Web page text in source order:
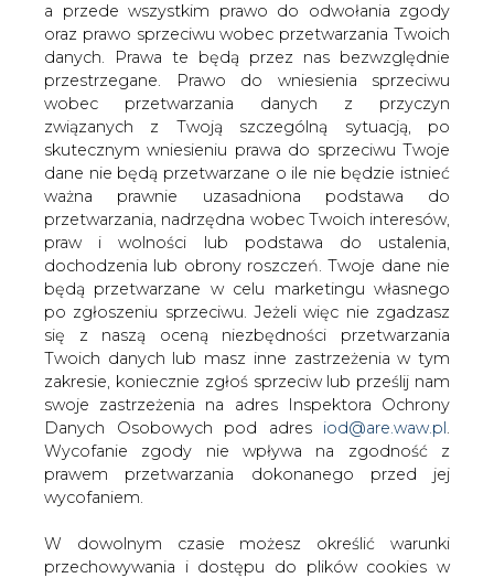
a przede wszystkim prawo do odwołania zgody
oraz prawo sprzeciwu wobec przetwarzania Twoich
danych. Prawa te będą przez nas bezwzględnie
przestrzegane. Prawo do wniesienia sprzeciwu
wobec przetwarzania danych z przyczyn
związanych z Twoją szczególną sytuacją, po
skutecznym wniesieniu prawa do sprzeciwu Twoje
dane nie będą przetwarzane o ile nie będzie istnieć
ważna prawnie uzasadniona podstawa do
przetwarzania, nadrzędna wobec Twoich interesów,
praw i wolności lub podstawa do ustalenia,
dochodzenia lub obrony roszczeń. Twoje dane nie
będą przetwarzane w celu marketingu własnego
po zgłoszeniu sprzeciwu. Jeżeli więc nie zgadzasz
się z naszą oceną niezbędności przetwarzania
Twoich danych lub masz inne zastrzeżenia w tym
zakresie, koniecznie zgłoś sprzeciw lub prześlij nam
swoje zastrzeżenia na adres Inspektora Ochrony
Danych Osobowych pod adres iod@are.waw.pl
Wycofanie zgody nie wpływa na zgodność z
prawem przetwarzania dokonanego przed jej
wycofaniem.
W dowolnym czasie możesz określić warunki
przechowywania i dostępu do plików cookies w
PGNiG zwiększył program emisji
obligacji krótkoterminowych do 5 mld zł
z 3 mld zł wcześniej - podała spółka w
komunikacie.
W ramach programu PGNiG może emitować obligacje,
które obejmowane będą przez spółki z grupy PGNiG do
nominalnej kwoty 1 mld zł, a także obejmować obligacje
emitowane przez spółki do nominalnej kwoty 4 mld zł.
"Program jest elementem procesu optymalizacji
zarządzania płynnością w ramach grupy kapitałowej
PGNiG" - napisano.
#Gazownictwo #kraj
Artykuł powstał bez wsparcia narzędzi sztucznej inteligencji.